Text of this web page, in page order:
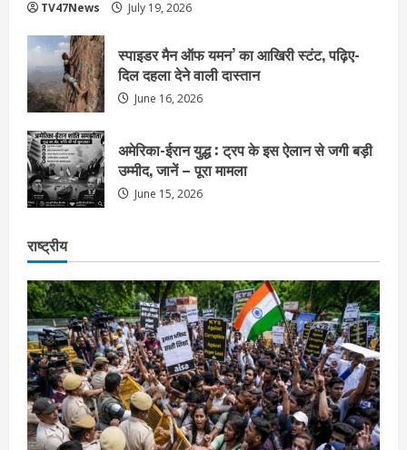
TV47News July 19, 2026
स्पाइडर मैन ऑफ यमन’ का आखिरी स्टंट, पढ़िए-
दिल दहला देने वाली दास्तान
June 16, 2026
अमेरिका-ईरान युद्ध : ट्रप के इस ऐलान से जगी बड़ी
उम्मीद, जानें – पूरा मामला
June 15, 2026
राष्ट्रीय